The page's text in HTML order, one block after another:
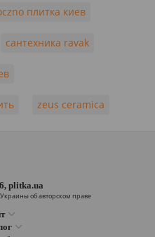
плитка киев
сантехника ravak
zeus ceramica
plitka.ua
об авторском праве